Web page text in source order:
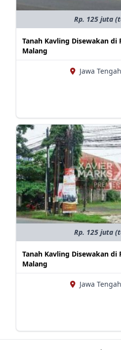
Rp. 125 juta
Tanah Kavling Disewakan di
Malang
Jawa
Rp. 125 juta
Tanah Kavling Disewakan di
Malang
Jawa